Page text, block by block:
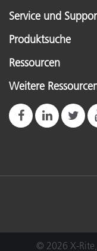
Service und
Produktsuche
Ressourcen
Weitere
© 2026 X-